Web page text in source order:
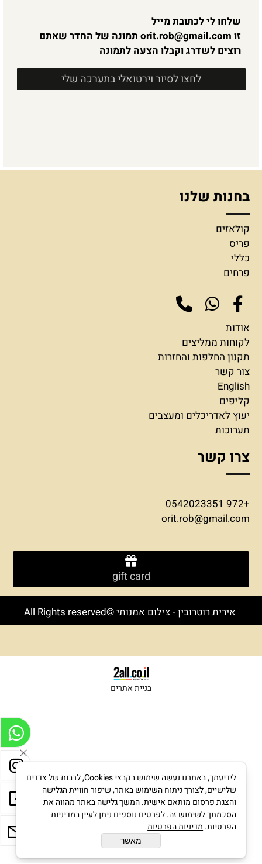
שלחו לי לכתובת מייל
זו orit.rob@gmail.com תמונה של החדר שאתם
רוצים לשדרג וקבלו הצעה לתמונה
לחצו לסיור וירטואלי בתערכה שלי
בחנות שלנו
קולאזים
פריס
כללי
פרחים
אודות
לקוחות ממליצים
תקנון החלפות והחזרות
צור קשר
English
קליפים
יעוץ לאדריכלים ומעצבים
תערוכות
צרו קשר
+972 0542023351
orit.rob@gmail.com
gift card
אירית רוטרובין - צילום אמנותי ©All Rights reserved
בניית אתרים
לידיעתך, באתרנו נעשה שימוש בקבצי Cookies, לרבות של צדדים
שלישיים, לצורך ניתוח השימוש באתר, שיפור חוויית הגלישה
והצגת פרסום מותאם אישית. המשך גלישה באתר מהווה את
הסכמתך לשימוש זה. לפרטים נוספים ניתן לעיין במדיניות
הפרטיות. מדיניות הפרטיות
מאשר